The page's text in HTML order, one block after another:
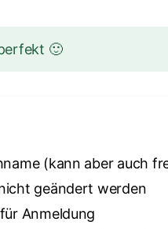
🙂
(kann aber auch
geändert werden
Anmeldung